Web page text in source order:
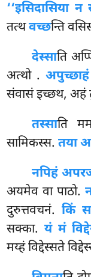
‘‘इसिदासिया
तत्थवच्छन्ति
देस्साति
अत्थो . अपुच्छाहं
संवासं इच्छथ, अहं
तस्साति
सामिकस्स.तया
नपिहं
अयमेव वा पाठो.
दुरुत्तवचनं.किं
सक्का. यं मं
मय्हं विद्देस्सते